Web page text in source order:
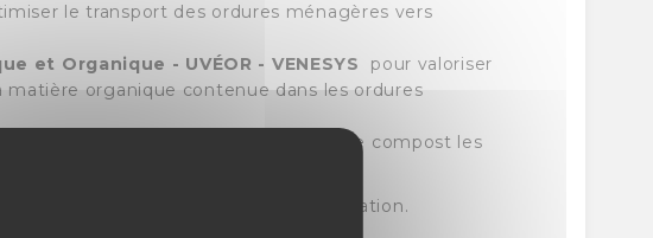
le transport des ordures ménagères vers
et Organique - UVÉOR - VENESYS pour valoriser
organique contenue dans les ordures
pour valoriser sous forme de compost les
du territoire.
rôle sont représentées sur cette illustration.